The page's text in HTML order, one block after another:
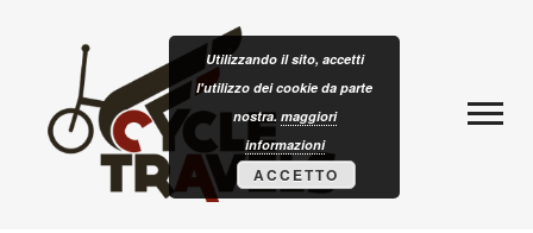
Utilizzando il sito, accetti
l'utilizzo dei cookie da parte
nostra. maggiori
informazioni
ACCETTO